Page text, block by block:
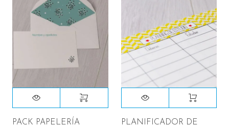
PACK PAPELERÍA
PLANIFICADOR DE